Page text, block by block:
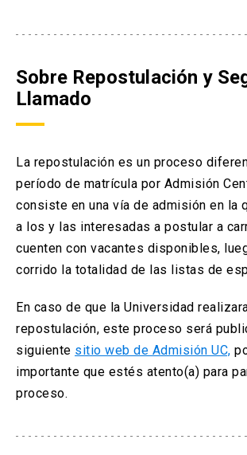
Sobre Repostulación y
Llamado
La repostulación es un proceso
período de matrícula por Admisión
consiste en una vía de admisión en la
a los y las interesadas a postular a
cuenten con vacantes disponibles,
corrido la totalidad de las listas de
En caso de que la Universidad
repostulación, este proceso será
siguiente sitio web de Admisión UC,
importante que estés atento(a) para
proceso.